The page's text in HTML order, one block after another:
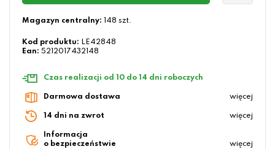
Magazyn centralny: 148 szt.
Kod produktu: LE42848
Ean: 5212017432148
Czas realizacji od 10 do 14 dni roboczych
Darmowa dostawa więcej
14 dni na zwrot więcej
Informacja
o bezpieczeństwie
więcej